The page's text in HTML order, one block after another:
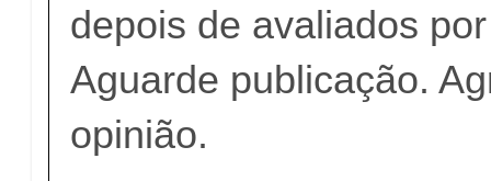
depois de avaliados
Aguarde publicação.
opinião.